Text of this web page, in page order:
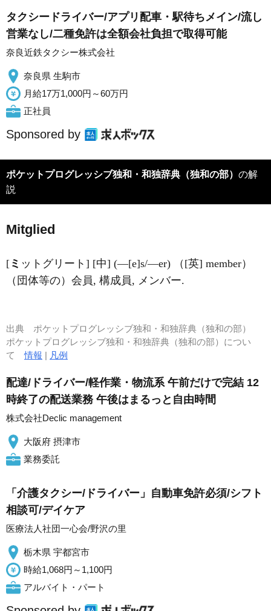
タクシードライバー/アプリ配車・駅待ちメイン/流し
営業なし/二種免許は全額会社負担で取得可能
奈良近鉄タクシー株式会社
奈良県 生駒市
月給17万1,000円～60万円
正社員
Sponsored by
ポケットプログレッシブ独和・和独辞典（独和の部） の解
説
Mitglied
[ ミ ットグリート] [中] (―[e]s/―er) （[英] member）
（団体等の）会員, 構成員, メンバー.
出典 ポケットプログレッシブ独和・和独辞典（独和の部）
ポケットプログレッシブ独和・和独辞典（独和の部）につい
て情報 | 凡例
配達/ドライバー/軽作業・物流系 午前だけで完結 12
時終了の配送業務 午後はまるっと自由時間
株式会社Declic management
大阪府 摂津市
業務委託
「介護タクシー/ドライバー」自動車免許必須/シフト
相談可/デイケア
医療法人社団一心会/野沢の里
栃木県 宇都宮市
時給1,068円～1,100円
アルバイト・パート